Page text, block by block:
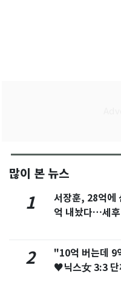
많이 본 뉴스
1
서장훈, 28억에
억 내놨다…세
2
"10억 버는데
♥닉스女 3:3 단